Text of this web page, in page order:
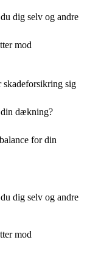
dig selv og andre
mod
sig
dækning?
for din
dig selv og andre
mod